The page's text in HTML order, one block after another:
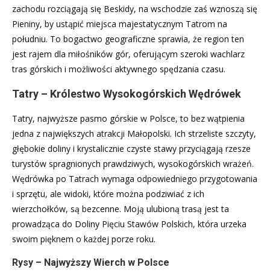
zachodu rozciągają się Beskidy, na wschodzie zaś wznoszą się
Pieniny, by ustąpić miejsca majestatycznym Tatrom na
południu. To bogactwo geograficzne sprawia, że region ten
jest rajem dla miłośników gór, oferującym szeroki wachlarz
tras górskich i możliwości aktywnego spędzania czasu.
Tatry – Królestwo Wysokogórskich Wędrówek
Tatry, najwyższe pasmo górskie w Polsce, to bez wątpienia
jedna z największych atrakcji Małopolski. Ich strzeliste szczyty,
głębokie doliny i krystalicznie czyste stawy przyciągają rzesze
turystów spragnionych prawdziwych, wysokogórskich wrażeń.
Wędrówka po Tatrach wymaga odpowiedniego przygotowania
i sprzętu, ale widoki, które można podziwiać z ich
wierzchołków, są bezcenne. Moją ulubioną trasą jest ta
prowadząca do Doliny Pięciu Stawów Polskich, która urzeka
swoim pięknem o każdej porze roku.
Rysy – Najwyższy Wierch w Polsce